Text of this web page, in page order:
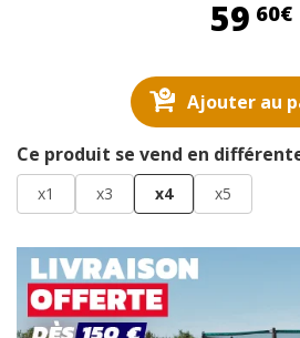
59 60€
Ajouter au
Ce produit se vend en
x1 x3 x4 x5